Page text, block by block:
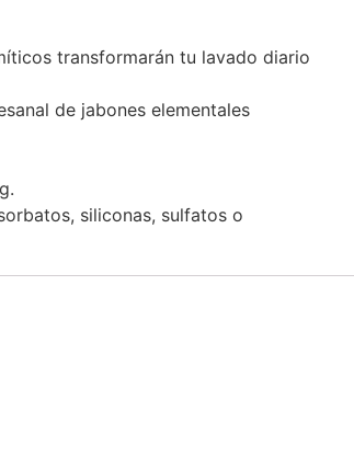
transformarán tu lavado diario
de jabones elementales
siliconas, sulfatos o